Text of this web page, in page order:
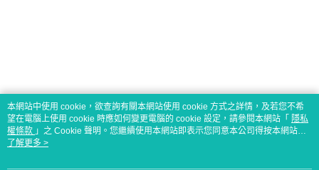
本網站中使用 cookie，欲查詢有關本網站使用 cookie 方式之詳情，及若您不希
望在電腦上使用 cookie 時應如何變更電腦的 cookie 設定，請參閱本網站「 隱私
權條款 」之 Cookie 聲明。您繼續使用本網站即表示您同意本公司得按本網站使
用條款之 Cookie 聲明使用 cookie。
了解更多 >